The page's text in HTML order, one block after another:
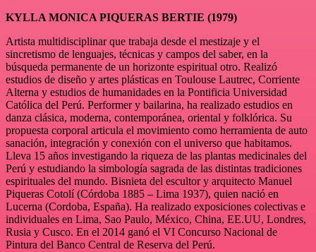
KYLLA MONICA PIQUERAS BERTIE (1979)
Artista multidisciplinar que trabaja desde el mestizaje y el
sincretismo de lenguajes, técnicas y campos del saber, en la
búsqueda permanente de un horizonte espiritual otro. Realizó
estudios de diseño y artes plásticas en Toulouse Lautrec, Corriente
Alterna y estudios de humanidades en la Pontificia Universidad
Católica del Perú. Performer y bailarina, ha realizado estudios en
danza clásica, moderna, contemporánea, oriental y folklórica. Su
propuesta corporal articula el movimiento como herramienta de auto
sanación, integración y conexión con el universo que habitamos.
Lleva 15 años investigando la riqueza de las plantas medicinales del
Perú y estudiando la simbología sagrada de las distintas tradiciones
espirituales del mundo. Bisnieta del escultor y arquitecto Manuel
Piqueras Cotolí (Córdoba 1885 – Lima 1937), quien nació en
Lucerna (Cordoba, España). Ha realizado exposiciones colectivas e
individuales en Lima, Sao Paulo, México, China, EE.UU, Londres,
Rusia y Cusco. En el 2014 ganó el VI Concurso Nacional de
Pintura del Banco Central de Reserva del Perú.